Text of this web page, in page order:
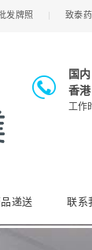
发牌照 致泰
国
香
工作
递送 联系